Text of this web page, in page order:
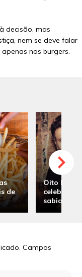
decisão, mas
nem se deve falar
nos burgers.
de
Oito
sabia
Campos